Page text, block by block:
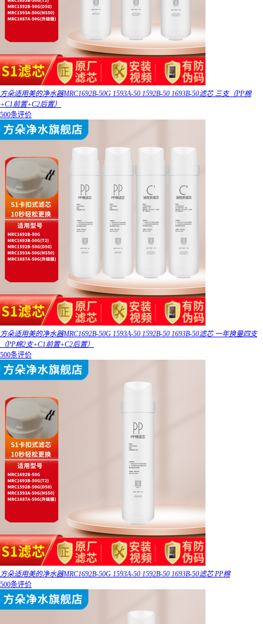
方朵适用美的净水器MRC1692B-50G 1593A-50 1592B-50 1693B-50滤芯 三支（PP棉
+C1前置+C2后置）
500条评价
方朵适用美的净水器MRC1692B-50G 1593A-50 1592B-50 1693B-50滤芯 一年换量四支
（PP棉2支+C1前置+C2后置）
500条评价
方朵适用美的净水器MRC1692B-50G 1593A-50 1592B-50 1693B-50滤芯 PP棉
500条评价